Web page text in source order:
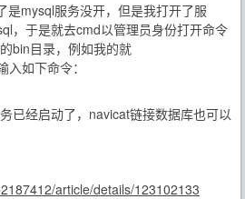
mysql服务没开，但是我打开了服
，于是就去cmd以管理员身份打开命令
bin目录，例如我的就
如下命令：
经启动了，navicat链接数据库也可以
article/details/123102133